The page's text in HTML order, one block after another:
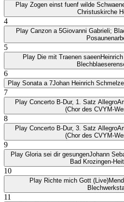
Play Zogen einst fuenf wilde
Christuskirche
4
Play Canzon a 5Giovanni Gabrieli;
5
Play Die mit Traenen saeen
6
Play Sonata a 7Johan Heinrich
7
Play Concerto B-Dur, 1. Satz Allegro
(Chor des CVYM-
8
Play Concerto B-Dur, 3. Satz Allegro
(Chor des CVYM-
9
Play Gloria sei dir gesungenJohann
Bad Krozingen-
10
Play Richte mich Gott (Live)
11